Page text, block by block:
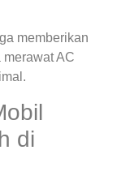
memberikan
AC
di